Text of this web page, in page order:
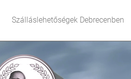
Szálláslehetőségek Debrecenben